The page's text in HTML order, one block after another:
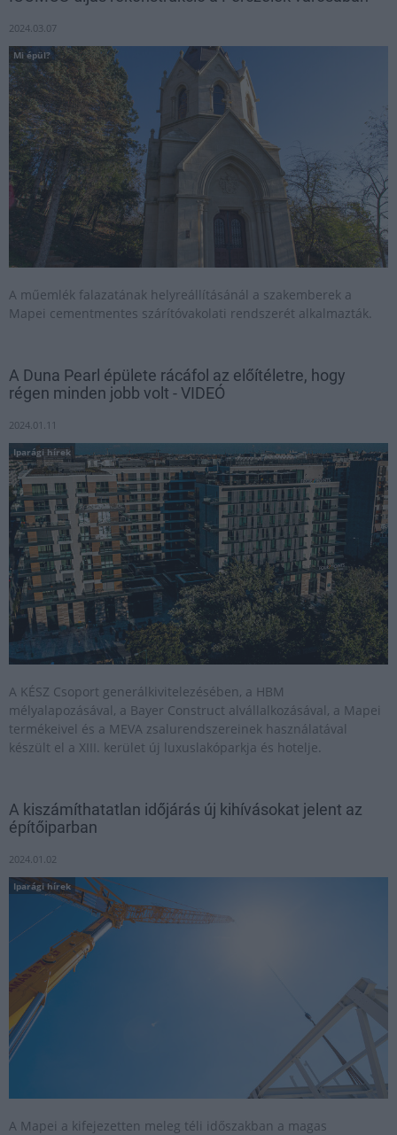
2024.03.07
Mi épül?
A műemlék falazatának helyreállításánál a szakemberek a
Mapei cementmentes szárítóvakolati rendszerét alkalmazták.
A Duna Pearl épülete rácáfol az előítéletre, hogy
régen minden jobb volt - VIDEÓ
2024.01.11
Iparági hírek
A KÉSZ Csoport generálkivitelezésében, a HBM
mélyalapozásával, a Bayer Construct alvállalkozásával, a Mapei
termékeivel és a MEVA zsalurendszereinek használatával
készült el a XIII. kerület új luxuslakóparkja és hotelje.
A kiszámíthatatlan időjárás új kihívásokat jelent az
építőiparban
2024.01.02
Iparági hírek
A Mapei a kifejezetten meleg téli időszakban a magas